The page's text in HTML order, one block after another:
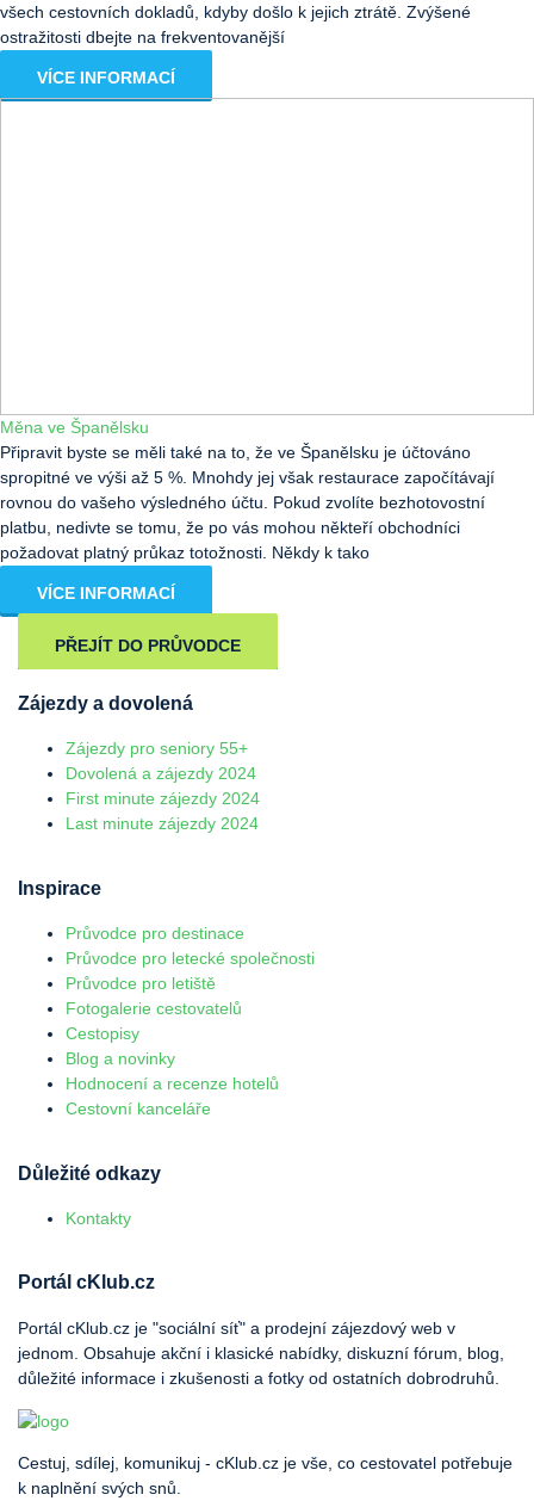
všech cestovních dokladů, kdyby došlo k jejich ztrátě. Zvýšené
ostražitosti dbejte na frekventovanější
VÍCE INFORMACÍ
Měna ve Španělsku
Připravit byste se měli také na to, že ve Španělsku je účtováno
spropitné ve výši až 5 %. Mnohdy jej však restaurace započítávají
rovnou do vašeho výsledného účtu. Pokud zvolíte bezhotovostní
platbu, nedivte se tomu, že po vás mohou někteří obchodníci
požadovat platný průkaz totožnosti. Někdy k tako
VÍCE INFORMACÍ
PŘEJÍT DO PRŮVODCE
Zájezdy a dovolená
Zájezdy pro seniory 55+
Dovolená a zájezdy 2024
First minute zájezdy 2024
Last minute zájezdy 2024
Inspirace
Průvodce pro destinace
Průvodce pro letecké společnosti
Průvodce pro letiště
Fotogalerie cestovatelů
Cestopisy
Blog a novinky
Hodnocení a recenze hotelů
Cestovní kanceláře
Důležité odkazy
Kontakty
Portál cKlub.cz
Portál cKlub.cz je "sociální síť" a prodejní zájezdový web v
jednom. Obsahuje akční i klasické nabídky, diskuzní fórum, blog,
důležité informace i zkušenosti a fotky od ostatních dobrodruhů.
Cestuj, sdílej, komunikuj - cKlub.cz je vše, co cestovatel potřebuje
k naplnění svých snů.